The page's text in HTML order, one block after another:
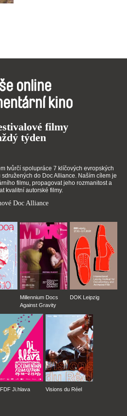
online
kino
filmy
týden
tvůrčí spolupráce 7 klíčových evropských
do Doc Alliance. Naším cílem je
filmu, propagovat jeho rozmanitost a
kvalitní autorské filmy.
Doc Alliance
Millennium Docs
Against Gravity
DOK Leipzig
Ji.hlava Visions du Réel